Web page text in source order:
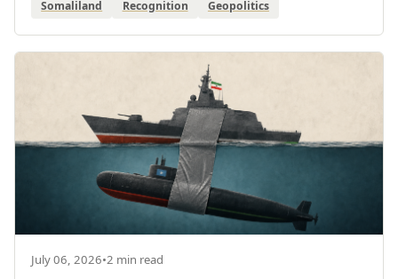
Somaliland Recognition Geopolitics
July 06, 2026•2 min read